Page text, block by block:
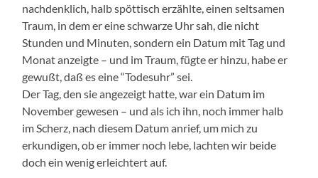
nachdenklich, halb spöttisch erzählte, einen seltsamen
Traum, in dem er eine schwarze Uhr sah, die nicht
Stunden und Minuten, sondern ein Datum mit Tag und
Monat anzeigte – und im Traum, fügte er hinzu, habe er
gewußt, daß es eine “Todesuhr” sei.
Der Tag, den sie angezeigt hatte, war ein Datum im
November gewesen – und als ich ihn, noch immer halb
im Scherz, nach diesem Datum anrief, um mich zu
erkundigen, ob er immer noch lebe, lachten wir beide
doch ein wenig erleichtert auf.